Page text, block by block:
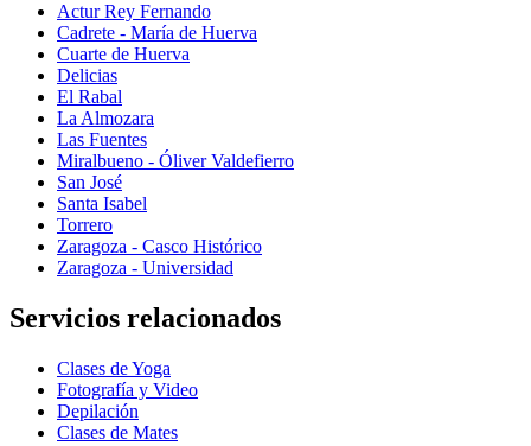
Actur Rey Fernando
Cadrete - María de Huerva
Cuarte de Huerva
Delicias
El Rabal
La Almozara
Las Fuentes
Miralbueno - Óliver Valdefierro
San José
Santa Isabel
Torrero
Zaragoza - Casco Histórico
Zaragoza - Universidad
Servicios relacionados
Clases de Yoga
Fotografía y Video
Depilación
Clases de Mates